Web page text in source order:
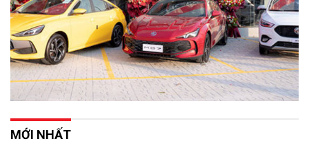
MỚI NHẤT